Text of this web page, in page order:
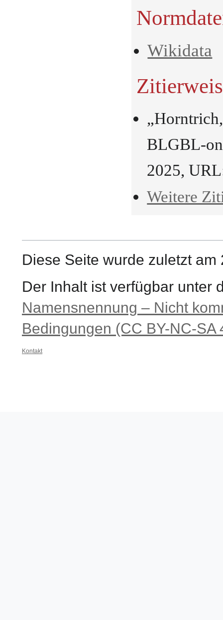
Wikidata
BLGBL-
2025,
Weitere
Diese Seite wurde zuletzt
Der Inhalt ist verfügbar unter
Namensnennung – Nicht
Bedingungen (CC BY-NC-SA
Kontakt